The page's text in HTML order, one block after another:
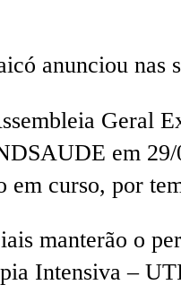
anunciou nas
Geral
em
curso, por
manterão o
Intensiva –